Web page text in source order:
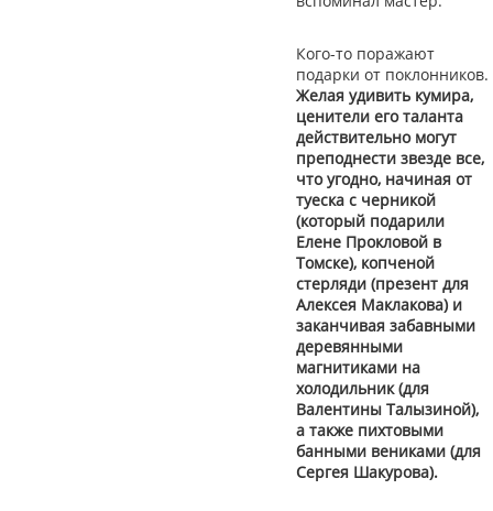
Кого-то поражают
подарки от поклонников.
Желая удивить кумира,
ценители его таланта
действительно могут
преподнести звезде все,
что угодно, начиная от
туеска с черникой
(который подарили
Елене Прокловой в
Томске), копченой
стерляди (презент для
Алексея Маклакова) и
заканчивая забавными
деревянными
магнитиками на
холодильник (для
Валентины Талызиной),
а также пихтовыми
банными вениками (для
Сергея Шакурова).